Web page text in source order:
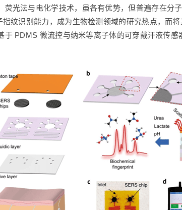
光法与电化学技术，虽各有优势，但普遍存在分
纹识别能力，成为生物检测领域的研究热点，而
PDMS 微流控与纳米等离子体的可穿戴汗液传